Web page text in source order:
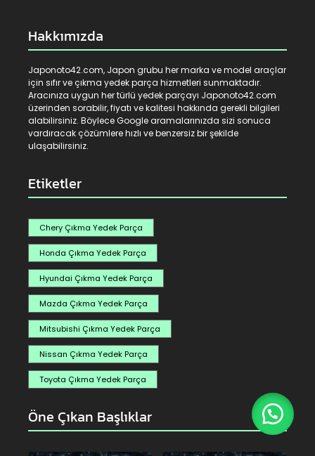
Hakkımızda
Japonoto42.com, Japon grubu her marka ve model araçlar
için sıfır ve çıkma yedek parça hizmetleri sunmaktadır.
Aracınıza uygun her türlü yedek parçayı Japonoto42.com
üzerinden sorabilir, fiyatı ve kalitesi hakkında gerekli bilgileri
alabilirsiniz. Böylece Google aramalarınızda sizi sonuca
vardıracak çözümlere hızlı ve benzersiz bir şekilde
ulaşabilirsiniz.
Etiketler
Chery Çıkma Yedek Parça
Honda Çıkma Yedek Parça
Hyundai Çıkma Yedek Parça
Mazda Çıkma Yedek Parça
Mitsubishi Çıkma Yedek Parça
Nissan Çıkma Yedek Parça
Toyota Çıkma Yedek Parça
Öne Çıkan Başlıklar